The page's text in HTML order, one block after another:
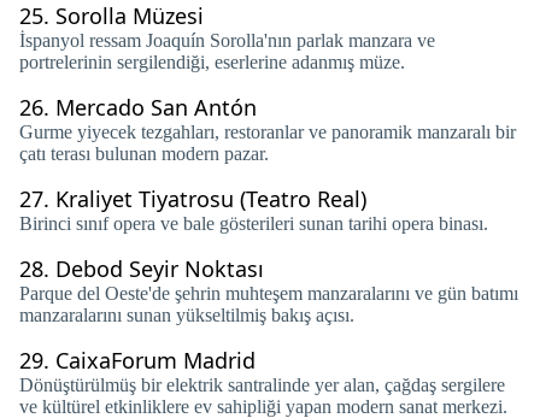
25. Sorolla Müzesi
İspanyol ressam Joaquín Sorolla'nın parlak manzara ve
portrelerinin sergilendiği, eserlerine adanmış müze.
26. Mercado San Antón
Gurme yiyecek tezgahları, restoranlar ve panoramik manzaralı bir
çatı terası bulunan modern pazar.
27. Kraliyet Tiyatrosu (Teatro Real)
Birinci sınıf opera ve bale gösterileri sunan tarihi opera binası.
28. Debod Seyir Noktası
Parque del Oeste'de şehrin muhteşem manzaralarını ve gün batımı
manzaralarını sunan yükseltilmiş bakış açısı.
29. CaixaForum Madrid
Dönüştürülmüş bir elektrik santralinde yer alan, çağdaş sergilere
ve kültürel etkinliklere ev sahipliği yapan modern sanat merkezi.